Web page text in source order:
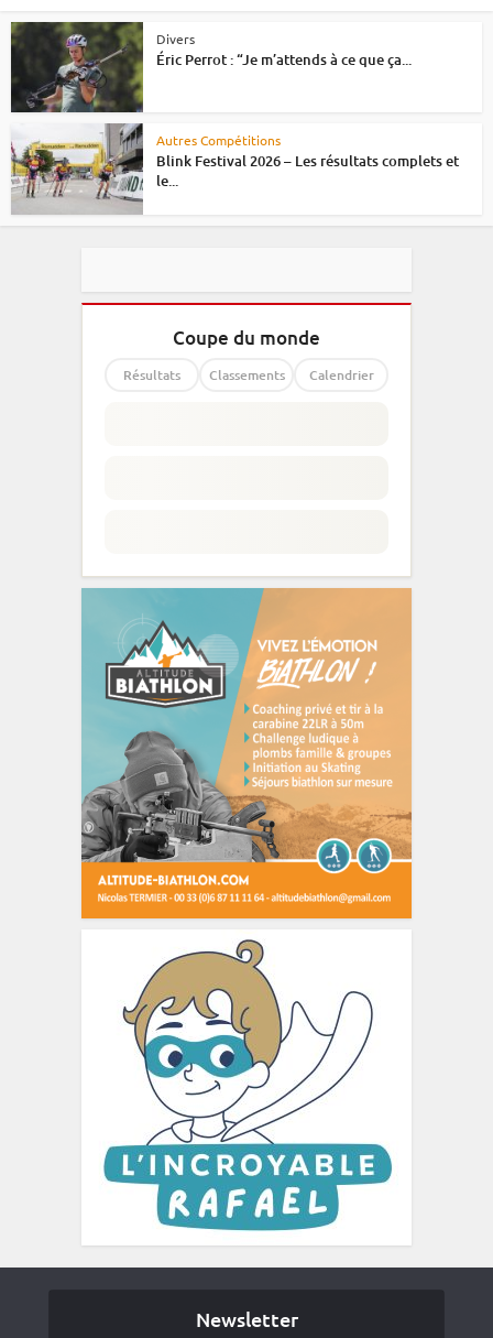
Divers
Éric Perrot : “Je m’attends à ce que ça...
Autres Compétitions
Blink Festival 2026 – Les résultats complets et
le...
Coupe du monde
Résultats Classements Calendrier
Newsletter